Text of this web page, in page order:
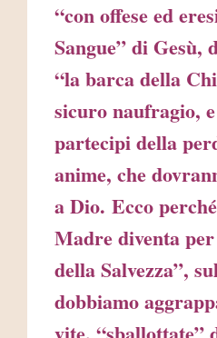
“con offese ed
Sangue” di Gesù,
“la barca della
sicuro naufragio,
partecipi della
anime, che
a Dio. Ecco
Madre diventa
della Salvezza”,
dobbiamo